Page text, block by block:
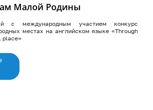
Малой Родины
с международным участием конкурс
местах на английском языке «Through
place»